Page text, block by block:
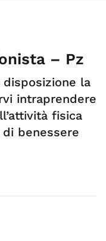
– Pz
la
intraprendere
fisica
benessere